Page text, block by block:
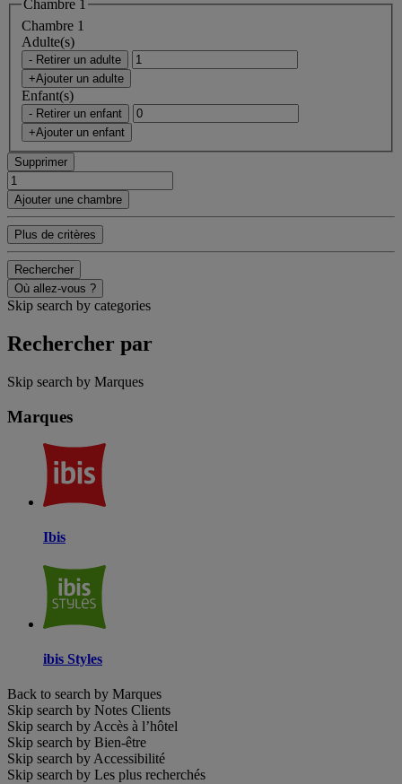
Chambre 1
Chambre 1
Adulte(s)
- Retirer un adulte
+Ajouter un adulte
Enfant(s)
- Retirer un enfant
+Ajouter un enfant
Supprimer
Ajouter une chambre
Plus de critères
Rechercher
Où allez-vous ?
Skip search by categories
Rechercher par
Skip search by Marques
Marques
Ibis
ibis Styles
Back to search by Marques
Skip search by Notes Clients
Skip search by Accès à l’hôtel
Skip search by Bien-être
Skip search by Accessibilité
Skip search by Les plus recherchés